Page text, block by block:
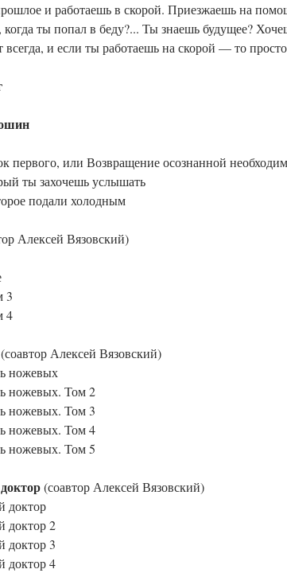
и работаешь в скорой. Приезжаешь на
ты попал в беду?... Ты знаешь будущее?
и если ты работаешь на скорой — то
первого, или Возвращение осознанной
ты захочешь услышать
подали холодным
Алексей Вязовский)
3
4
(соавтор Алексей Вязовский)
ножевых
ножевых. Том 2
ножевых. Том 3
ножевых. Том 4
ножевых. Том 5
(соавтор Алексей Вязовский)
доктор
доктор 2
доктор 3
доктор 4